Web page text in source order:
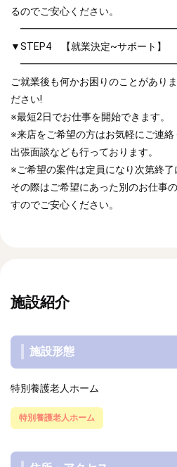
るのでご安心ください。
▼STEP4 【就業決定~サポート】
ご就業後も何かお困りのことがあり
ださい!
※最短2日でお仕事を開始できます。
※来店をご希望の方はお気軽にご連
出張面談なども行っております。
※ご希望の案件は定員になり次第終了
その際はご希望にあった別のお仕事
すのでご安心ください。
施設紹介
施設形態
特別養護老人ホーム
特別養護老人ホーム